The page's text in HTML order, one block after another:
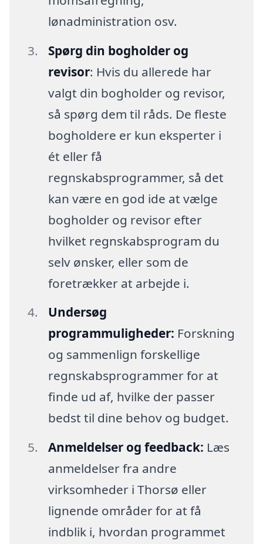
lønadministration osv.
Spørg din bogholder og
revisor: Hvis du allerede har
valgt din bogholder og revisor,
så spørg dem til råds. De fleste
bogholdere er kun eksperter i
ét eller få
regnskabsprogrammer, så det
kan være en god ide at vælge
bogholder og revisor efter
hvilket regnskabsprogram du
selv ønsker, eller som de
foretrækker at arbejde i.
Undersøg
programmuligheder: Forskning
og sammenlign forskellige
regnskabsprogrammer for at
finde ud af, hvilke der passer
bedst til dine behov og budget.
Anmeldelser og feedback: Læs
anmeldelser fra andre
virksomheder i Thorsø eller
lignende områder for at få
indblik i, hvordan programmet